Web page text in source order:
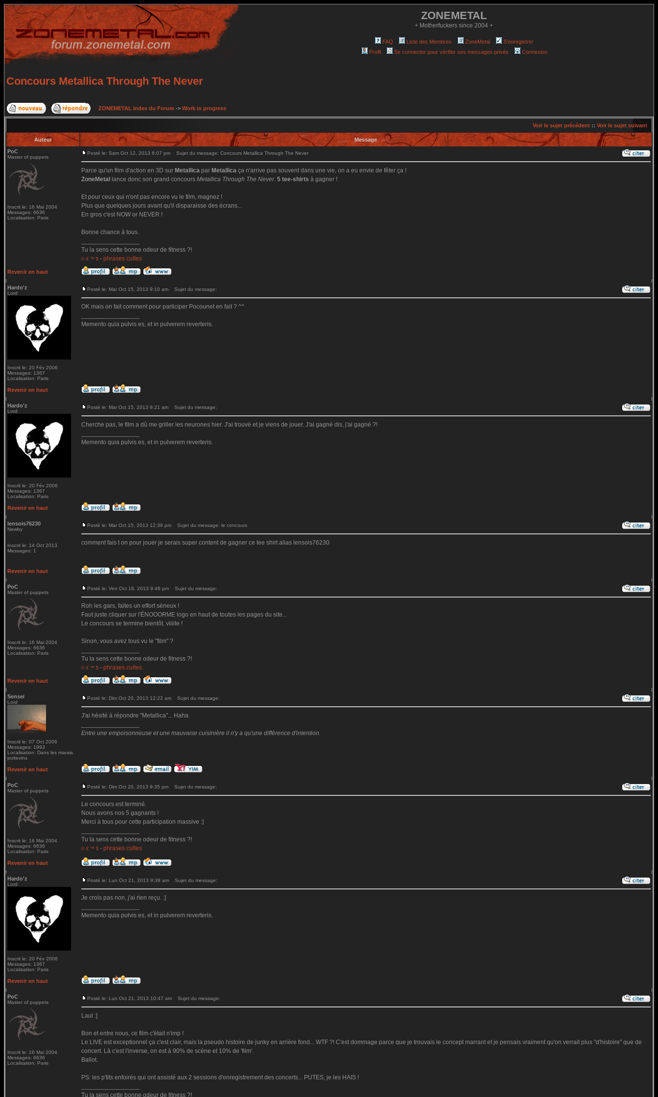
ZONEMETAL
+ Motherfuckers since 2004 +
FAQ Liste des Membres ZoneMetal
S'enregistrer
Profil
Se connecter pour vérifier ses messages privés Connexion
Concours Metallica Through The Never
ZONEMETAL Index du Forum -> Work in progress
Voir le sujet précédent :: Voir le sujet suivant
Auteur
Message
PoC
Master of puppets
Inscrit le: 16 Mai 2004
Messages: 6636
Localisation: Paris
Posté le: Sam Oct 12, 2013 6:07 pm Sujet du message: Concours Metallica Through The Never
Parce qu'un film d'action en 3D sur Metallica par Metallica ça n'arrive pas souvent dans une vie, on a eu envie de fêter ça !
ZoneMetal
lance donc son grand concours Metallica Through The Never. 5 tee-shirts à gagner !
Et pour ceux qui n'ont pas encore vu le film, magnez !
Plus que quelques jours avant qu'il disparaisse des écrans...
En gros c'est NOW or NEVER !
Bonne chance à tous.
Tu la sens cette bonne odeur de fitness ?!
© € ™ $ - phrases cultes
Revenir en haut
Hardo'z
Lord
Inscrit le: 20 Fév 2006
Messages: 1367
Localisation: Paris
Posté le: Mar Oct 15, 2013 9:10 am Sujet du message:
OK mais on fait comment pour participer Pocounet en fait ? ^^
Memento quia pulvis es, et in pulverem reverteris.
Revenir en haut
Hardo'z
Lord
Inscrit le: 20 Fév 2006
Messages: 1367
Localisation: Paris
Posté le: Mar Oct 15, 2013 9:21 am Sujet du message:
Cherche pas, le film a dû me griller les neurones hier. J'ai trouvé et je viens de jouer. J'ai gagné dis, j'ai gagné ?!
Memento quia pulvis es, et in pulverem reverteris.
Revenir en haut
lensois76230
Newby
Inscrit le: 14 Oct 2013
Messages: 1
Posté le: Mar Oct 15, 2013 12:36 pm Sujet du message: le concours
comment fais t on pour jouer je serais super content de gagner ce tee shirt alias lensois76230
Revenir en haut
PoC
Master of puppets
Inscrit le: 16 Mai 2004
Messages: 6636
Localisation: Paris
Posté le: Ven Oct 18, 2013 9:46 pm Sujet du message:
Roh les gars, faites un effort sérieux !
Faut juste cliquer sur l'ÉNOOORME logo en haut de toutes les pages du site...
Le concours se termine bientôt, viiiite !
Sinon, vous avez tous vu le "film" ?
Tu la sens cette bonne odeur de fitness ?!
© € ™ $ - phrases cultes
Revenir en haut
Sensei
Lord
Inscrit le: 07 Oct 2006
Messages: 1993
Localisation: Dans les marais
poitevins
Posté le: Dim Oct 20, 2013 12:22 am Sujet du message:
J'ai hésité à répondre "Metallica"... Haha
Entre une empoisonneuse et une mauvaise cuisinière il n'y a qu'une différence d'intention.
Revenir en haut
PoC
Master of puppets
Inscrit le: 16 Mai 2004
Messages: 6636
Localisation: Paris
Posté le: Dim Oct 20, 2013 9:35 pm Sujet du message:
Le concours est terminé.
Nous avons nos 5 gagnants !
Merci à tous pour cette participation massive :]
Tu la sens cette bonne odeur de fitness ?!
© € ™ $ - phrases cultes
Revenir en haut
Hardo'z
Lord
Inscrit le: 20 Fév 2006
Messages: 1367
Localisation: Paris
Posté le: Lun Oct 21, 2013 9:38 am Sujet du message:
Je crois pas non, j'ai rien reçu. :]
Memento quia pulvis es, et in pulverem reverteris.
Revenir en haut
PoC
Master of puppets
Inscrit le: 16 Mai 2004
Messages: 6636
Localisation: Paris
Posté le: Lun Oct 21, 2013 10:47 am Sujet du message:
Laul :]
Bon et entre nous, ce film c'était n'imp !
Le LIVE est exceptionnel ça c'est clair, mais la pseudo histoire de junky en arrière fond... WTF ?! C'est dommage parce que je trouvais le concept marrant et je pensais vraiment qu'on verrait plus "d'histoire" que de
concert. Là c'est l'inverse, on est à 90% de scène et 10% de 'film'.
Ballot.
PS: les p'tits enfoirés qui ont assisté aux 2 sessions d'enregistrement des concerts... PUTES, je les HAIS !
Tu la sens cette bonne odeur de fitness ?!